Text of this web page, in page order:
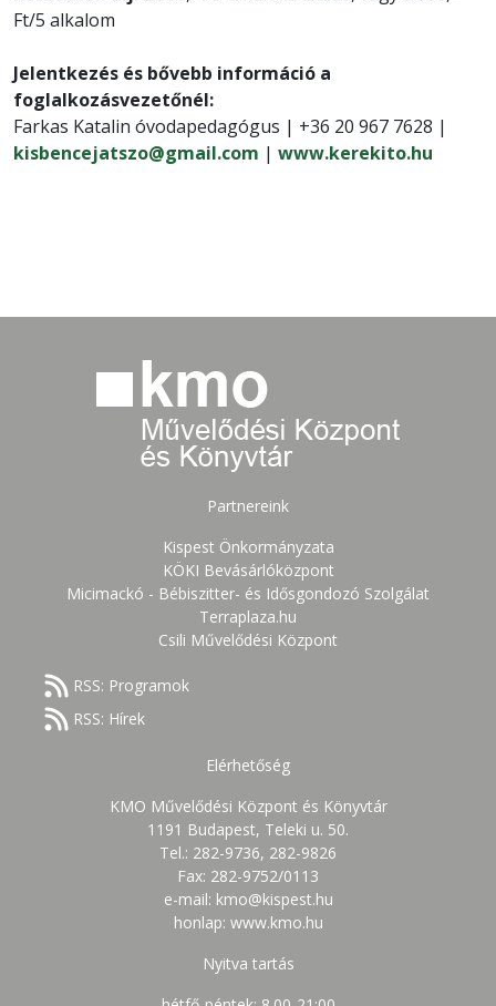
Ft/5 alkalom
Jelentkezés és bővebb információ a
foglalkozásvezetőnél:
Farkas Katalin óvodapedagógus | +36 20 967 7628 |
kisbencejatszo@gmail.com | www.kerekito.hu
Partnereink
Kispest Önkormányzata
KÖKI Bevásárlóközpont
Micimackó - Bébiszitter- és Idősgondozó Szolgálat
Terraplaza.hu
Csili Művelődési Központ
RSS: Programok
RSS: Hírek
Elérhetőség
KMO Művelődési Központ és Könyvtár
1191 Budapest, Teleki u. 50.
Tel.: 282-9736, 282-9826
Fax: 282-9752/0113
e-mail: kmo@kispest.hu
honlap: www.kmo.hu
Nyitva tartás